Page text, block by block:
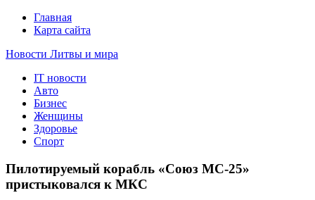
Главная
Карта сайта
Новости Литвы и мира
Свежие события и главные новости часа Литвы и мира на
портале EUROLITVA.RU
IT новости
Авто
Бизнес
Женщины
Здоровье
Спорт
Пилотируемый корабль «Союз МС-25»
пристыковался к МКС